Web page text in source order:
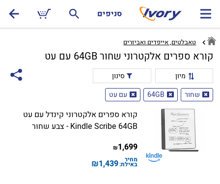
סניפים
טאבלטים, אייפדים ואביזרים
קורא ספרים אלקטרוני שחור 64GB עם עט
מיון
סינון
שחור
64GB עם עט
קורא ספרים אלקטרוני קינדל עם עט
Kindle Scribe 64GB - צבע שחור
1,699
₪
מחיר
באילת:1,439
₪